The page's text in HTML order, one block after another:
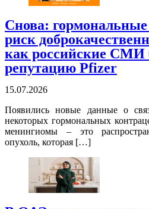
Снова:
риск
как российские СМИ
репутацию Pfizer
15.07.2026
Появились новые данные о
некоторых гормональных
менингиомы – это
опухоль, которая […]